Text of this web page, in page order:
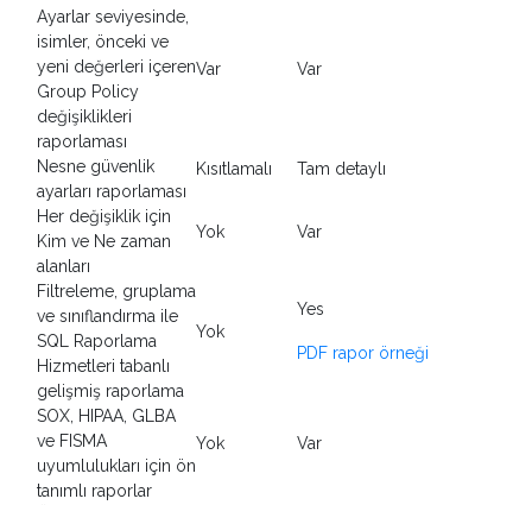
Ayarlar seviyesinde,
isimler, önceki ve
yeni değerleri içeren
Group Policy
değişiklikleri
raporlaması
Var Var
Nesne güvenlik
ayarları raporlaması
Kısıtlamalı Tam detaylı
Her değişiklik için
Kim ve Ne zaman
alanları
Yok Var
Filtreleme, gruplama
ve sınıflandırma ile
SQL Raporlama
Hizmetleri tabanlı
gelişmiş raporlama
Yok
Yes
PDF rapor örneği
SOX, HIPAA, GLBA
ve FISMA
uyumlulukları için ön
tanımlı raporlar
Yok Var